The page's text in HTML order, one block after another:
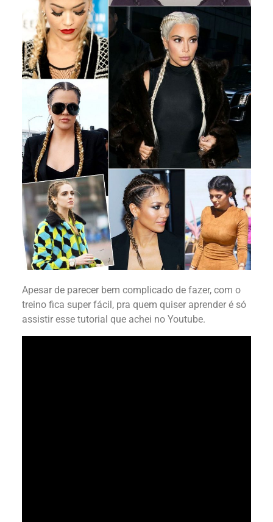
Apesar de parecer bem complicado de fazer, com o
treino fica super fácil, pra quem quiser aprender é só
assistir esse tutorial que achei no Youtube.